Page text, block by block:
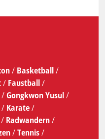
/ Basketball/
/ Faustball/
/Gongkwon Yusul/
Karate/
Radwandern/
/Tennis/